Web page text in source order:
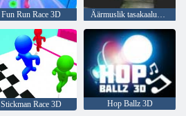
Fun Run Race 3D Äärmuslik tasakaalustaja 3D
Stickman Race 3D Hop Ballz 3D